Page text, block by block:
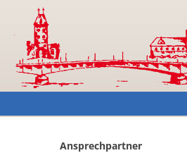
Ansprechpartner